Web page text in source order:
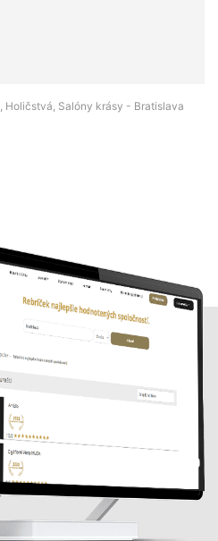
Holičstvá, Salóny krásy - Bratislava